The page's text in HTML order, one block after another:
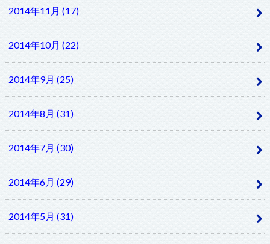
2014年11月 (17)
2014年10月 (22)
2014年9月 (25)
2014年8月 (31)
2014年7月 (30)
2014年6月 (29)
2014年5月 (31)